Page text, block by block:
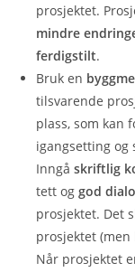
prosjektet.
mindre
ferdigstilt.
Bruk en
tilsvarende
plass, som kan
igangsetting og
Inngå skriftlig
tett og god
prosjektet. Det
prosjektet
Når prosjektet